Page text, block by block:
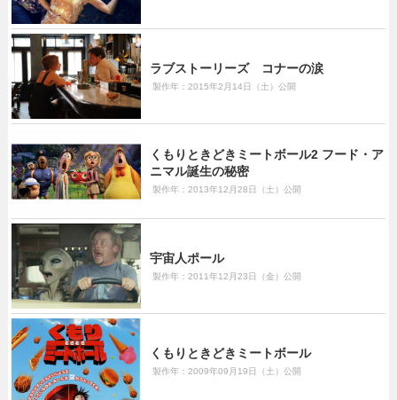
ラブストーリーズ コナーの涙
製作年：2015年2月14日（土）公開
くもりときどきミートボール2 フード・ア
ニマル誕生の秘密
製作年：2013年12月28日（土）公開
宇宙人ポール
製作年：2011年12月23日（金）公開
くもりときどきミートボール
製作年：2009年09月19日（土）公開